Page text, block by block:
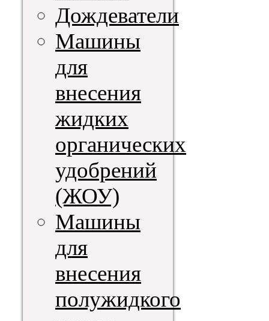
Дождеватели
Машины
для
внесения
жидких
органических
удобрений
(ЖОУ)
Машины
для
внесения
полужидкого